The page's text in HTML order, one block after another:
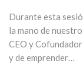
Durante esta
la mano de
CEO y
y de emprender…